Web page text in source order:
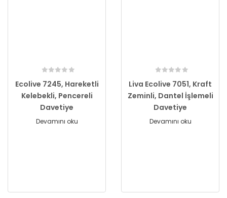
Ecolive 7245, Hareketli
Kelebekli, Pencereli
Davetiye
Devamını oku
Liva Ecolive 7051, Kraft
Zeminli, Dantel İşlemeli
Davetiye
Devamını oku